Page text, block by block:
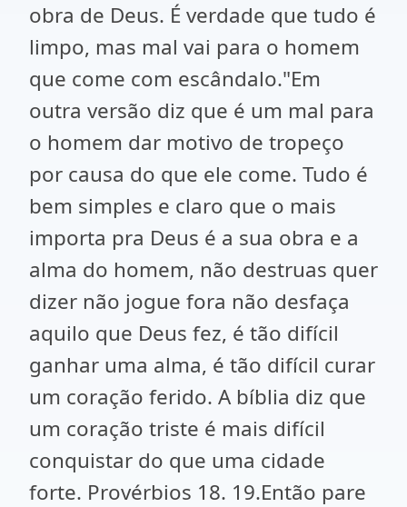
obra de Deus. É verdade que tudo é
limpo, mas mal vai para o homem
que come com escândalo."Em
outra versão diz que é um mal para
o homem dar motivo de tropeço
por causa do que ele come. Tudo é
bem simples e claro que o mais
importa pra Deus é a sua obra e a
alma do homem, não destruas quer
dizer não jogue fora não desfaça
aquilo que Deus fez, é tão difícil
ganhar uma alma, é tão difícil curar
um coração ferido. A bíblia diz que
um coração triste é mais difícil
conquistar do que uma cidade
forte. Provérbios 18. 19.Então pare